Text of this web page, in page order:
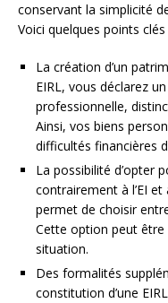
conservant la simplicité
Voici quelques points clés
La création d’un
EIRL, vous déclarez
professionnelle,
Ainsi, vos biens
difficultés financières
La possibilité d’opter
contrairement à l’EI et
permet de choisir
Cette option peut
situation.
Des formalités
constitution d’une